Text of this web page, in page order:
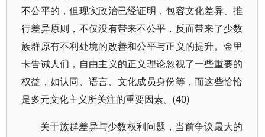
不公平的，但现实政治已经证明，包容文化差异、推
行差异原则，不仅没有带来不公平，反而带来了少数
族群原有不利处境的改善和公平与正义的提升。金里
卡告诫人们，自由主义的正义理论忽视了一些重要的
权益，如认同、语言、文化成员身份等，而这些恰恰
是多元文化主义所关注的重要因素。(40)
关于族群差异与少数权利问题，当前争议最大的